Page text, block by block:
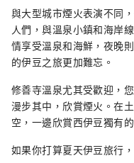
與大型城市煙火表演不同
人們，與溫泉小鎮和海岸
情享受溫泉和海鮮，夜晚
的伊豆之旅更加難忘。
修善寺溫泉尤其受歡迎，
漫步其中，欣賞煙火。在
空，一邊欣賞西伊豆獨有
如果你打算夏天伊豆旅行